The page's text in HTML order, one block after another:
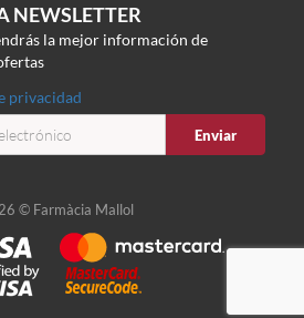
NEWSLETTER
la mejor información de
privacidad
Enviar
© Farmàcia Mallol